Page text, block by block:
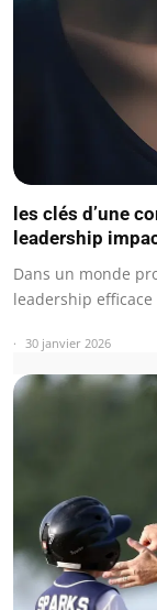
les clés d’une
leadership
Dans un monde
leadership
30 janvier 2026